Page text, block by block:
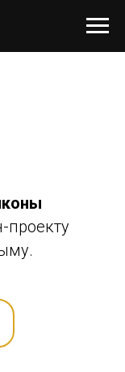
проекту